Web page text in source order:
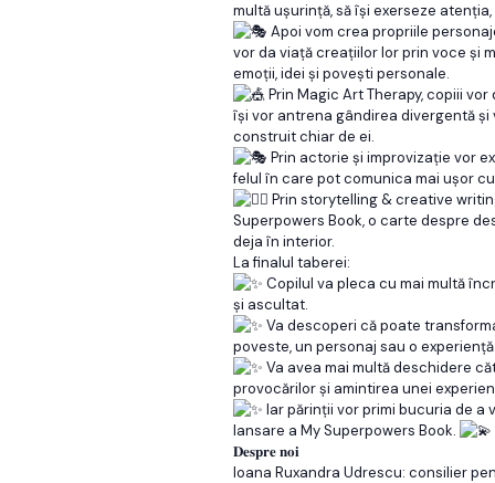
multă ușurință, să își exerseze
Apoi vom crea propriile
vor da viață creațiilor lor prin voce și
emoții, idei și povești personale.
Prin Magic Art Therapy, copiii
își vor antrena gândirea divergentă
construit chiar de ei.
Prin actorie și improvizație vor
felul în care pot comunica mai ușor
Prin storytelling & creative
Superpowers Book, o carte despre
deja în interior.
La finalul taberei:
Copilul va pleca cu mai multă
și ascultat.
Va descoperi că poate
poveste, un personaj sau o
Va avea mai multă deschidere
provocărilor și amintirea unei
Iar părinții vor primi bucuria de a
lansare a My Superpowers Book.
𝐃𝐞𝐬𝐩𝐫𝐞 𝐧𝐨𝐢
Ioana Ruxandra Udrescu: consilier